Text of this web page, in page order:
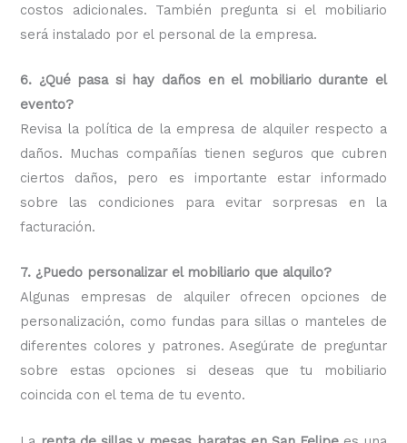
costos adicionales. También pregunta si el mobiliario
será instalado por el personal de la empresa.
6. ¿Qué pasa si hay daños en el mobiliario durante el
evento?
Revisa la política de la empresa de alquiler respecto a
daños. Muchas compañías tienen seguros que cubren
ciertos daños, pero es importante estar informado
sobre las condiciones para evitar sorpresas en la
facturación.
7. ¿Puedo personalizar el mobiliario que alquilo?
Algunas empresas de alquiler ofrecen opciones de
personalización, como fundas para sillas o manteles de
diferentes colores y patrones. Asegúrate de preguntar
sobre estas opciones si deseas que tu mobiliario
coincida con el tema de tu evento.